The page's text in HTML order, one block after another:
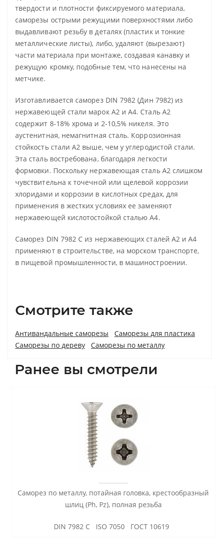
твердости и плотности фиксируемого материала,
саморезы острыми режущими поверхностями либо
выдавливают резьбу в деталях (пластик и тонкие
металлические листы), либо, удаляют (вырезают)
части материала при монтаже, создавая канавку и
режущую кромку, подобные тем, что нанесены на
метчике.
Изготавливается саморез DIN 7982 (Дин 7982) из
нержавеющей стали марок А2 и А4. Сталь A2
содержит 8-18% хрома и 2-10,5% никеля. Это
аустенитная, немагнитная сталь. Коррозионная
стойкость стали А2 выше, чем у углеродистой стали.
Эта сталь востребована, благодаря легкости
формовки. Поскольку нержавеющая сталь А2 слишком
чувствительна к точечной или щелевой коррозии
хлоридами и коррозии в кислотных средах, для
применения в жестких условиях ее заменяют
нержавеющей кислотостойкой сталью А4.
Саморез DIN 7982 C из нержавеющих сталей А2 и А4
применяют в строительстве, на морском транспорте,
в пищевой промышленности, в машиностроении.
Смотрите также
Антивандальные саморезы
Саморезы для пластика
Саморезы по дереву
Саморезы по металлу
Ранее вы смотрели
Саморез по металлу, потайная головка, крестообразный
шлиц (Ph, Pz), полная резьба
DIN 7982 C ISO 7050 ГОСТ 10619